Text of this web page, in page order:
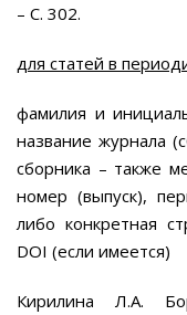
– С. 302.
для статей в
фамилия и
название журнала
сборника – также
номер (выпуск),
либо конкретная
DOI (если имеется)
Кирилина Л.А.